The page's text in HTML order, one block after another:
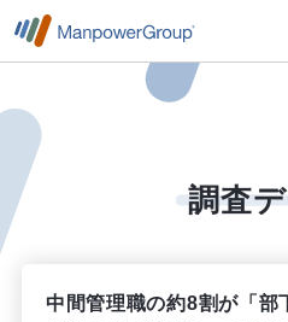
調査
中間管理職の約8割が「部